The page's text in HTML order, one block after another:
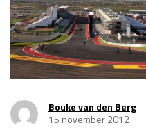
Race
GP VERENIGDE
GP SÃO PAULO 2026
Bouke van den Berg
15 november 2012